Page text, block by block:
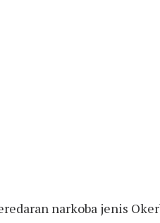
narkoba jenis